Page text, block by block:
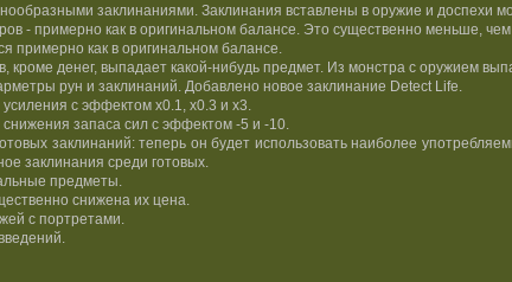
заклинаниями. Заклинания вставлены в оружие и доспехи
- примерно как в оригинальном балансе. Это существенно меньше,
примерно как в оригинальном балансе.
кроме денег, выпадает какой-нибудь предмет. Из монстра с оружием
рун и заклинаний. Добавлено новое заклинание Detect Life.
с эффектом x0.1, x0.3 и x3.
запаса сил с эффектом -5 и -10.
заклинаний: теперь он будет использовать наиболее
заклинания среди готовых.
предметы.
снижена их цена.
с портретами.